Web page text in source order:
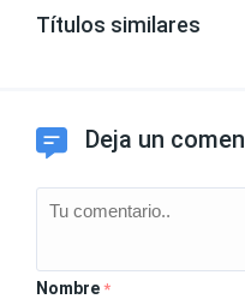
Títulos similares
Deja un
Nombre *